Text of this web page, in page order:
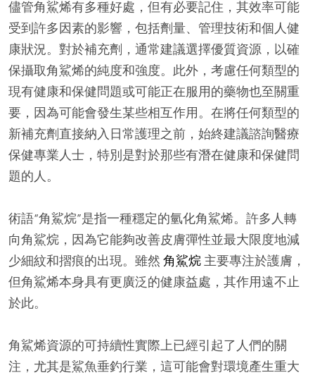
儘管角鯊烯有多種好處，但有必要記住，其效率可能
受到許多因素的影響，包括劑量、管理技術和個人健
康狀況。對於補充劑，通常建議選擇優質資源，以確
保攝取角鯊烯的純度和強度。此外，考慮任何類型的
現有健康和保健問題或可能正在服用的藥物也至關重
要，因為可能會發生某些相互作用。在將任何類型的
新補充劑直接納入日常護理之前，始終建議諮詢醫療
保健專業人士，特別是對於那些有潛在健康和保健問
題的人。
術語“角鯊烷”是指一種穩定的氫化角鯊烯。許多人轉
向角鯊烷，因為它能夠改善皮膚彈性並最大限度地減
少細紋和摺痕的出現。雖然 角鯊烷 主要專注於護膚，
但角鯊烯本身具有更廣泛的健康益處，其作用遠不止
於此。
角鯊烯資源的可持續性實際上已經引起了人們的關
注，尤其是鯊魚垂釣行業，這可能會對環境產生重大